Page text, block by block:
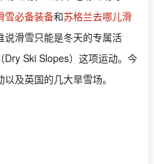
雪必备装备和苏格兰去哪儿滑
滑雪只能是冬天的专属活
Ski Slopes）这项运动。今
及英国的几大旱雪场。